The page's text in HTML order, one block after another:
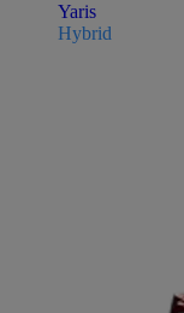
Yaris
Hybrid